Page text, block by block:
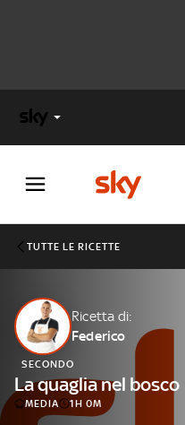
Cos’altro vedere:
PROGRAMMI SKY
Un mondo di offerte:
SKY.IT
NOW
TUTTE LE RICETTE
Ricetta di:
Federico
SECONDO
La quaglia nel bosco
MEDIA 1H 0M